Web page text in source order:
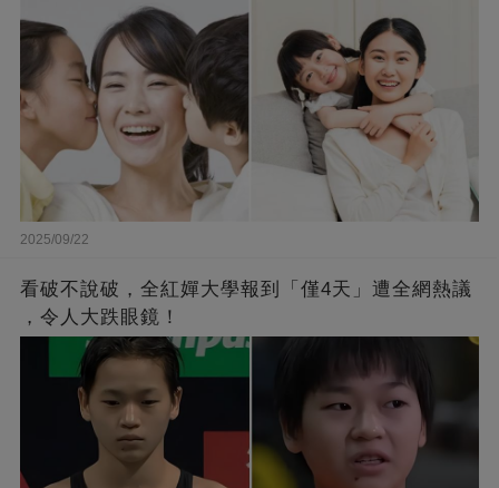
2025/09/22
看破不說破，全紅嬋大學報到「僅4天」遭全網熱議
，令人大跌眼鏡！